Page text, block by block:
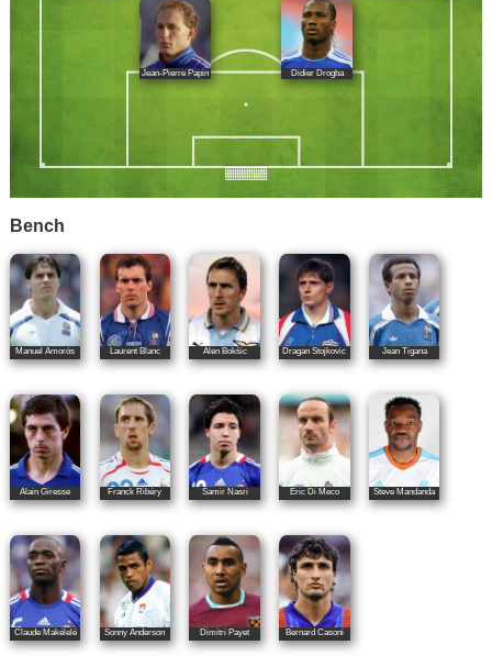
Jean-Pierre Papin Didier Drogba
Bench
Manuel Amorós Laurent Blanc Alen Bokšic Dragan Stojkovic Jean Tigana
Alain Giresse Franck Ribéry Samir Nasri Éric Di Meco Steve Mandanda
Claude Makélelé Sonny Anderson Dimitri Payet Bernard Casoni